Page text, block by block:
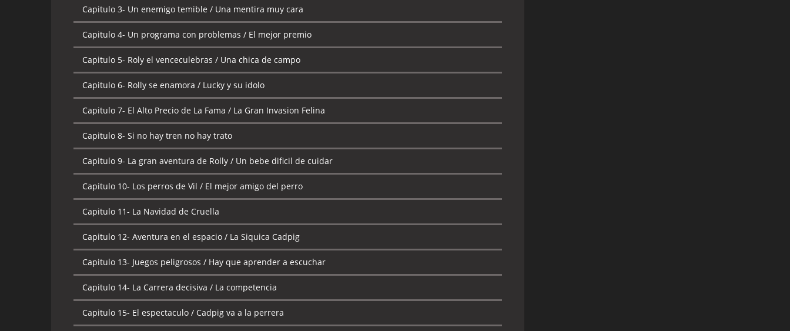
Capitulo 3- Un enemigo temible / Una mentira muy cara
Capitulo 4- Un programa con problemas / El mejor premio
Capitulo 5- Roly el venceculebras / Una chica de campo
Capitulo 6- Rolly se enamora / Lucky y su idolo
Capitulo 7- El Alto Precio de La Fama / La Gran Invasion Felina
Capitulo 8- Si no hay tren no hay trato
Capitulo 9- La gran aventura de Rolly / Un bebe dificil de cuidar
Capitulo 10- Los perros de Vil / El mejor amigo del perro
Capitulo 11- La Navidad de Cruella
Capitulo 12- Aventura en el espacio / La Siquica Cadpig
Capitulo 13- Juegos peligrosos / Hay que aprender a escuchar
Capitulo 14- La Carrera decisiva / La competencia
Capitulo 15- El espectaculo / Cadpig va a la perrera